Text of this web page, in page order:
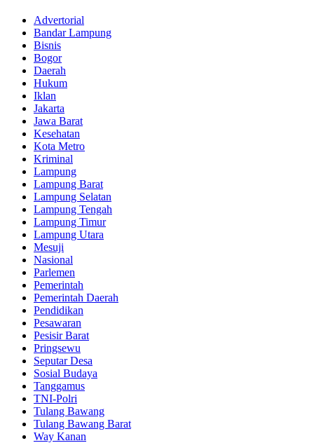
Advertorial
Bandar Lampung
Bisnis
Bogor
Daerah
Hukum
Iklan
Jakarta
Jawa Barat
Kesehatan
Kota Metro
Kriminal
Lampung
Lampung Barat
Lampung Selatan
Lampung Tengah
Lampung Timur
Lampung Utara
Mesuji
Nasional
Parlemen
Pemerintah
Pemerintah Daerah
Pendidikan
Pesawaran
Pesisir Barat
Pringsewu
Seputar Desa
Sosial Budaya
Tanggamus
TNI-Polri
Tulang Bawang
Tulang Bawang Barat
Way Kanan